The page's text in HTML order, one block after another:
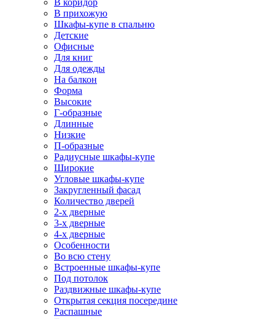
В коридор
В прихожую
Шкафы-купе в спальню
Детские
Офисные
Для книг
Для одежды
На балкон
Форма
Высокие
Г-образные
Длинные
Низкие
П-образные
Радиусные шкафы-купе
Широкие
Угловые шкафы-купе
Закругленный фасад
Количество дверей
2-х дверные
3-х дверные
4-х дверные
Особенности
Во всю стену
Встроенные шкафы-купе
Под потолок
Раздвижные шкафы-купе
Открытая секция посередине
Распашные